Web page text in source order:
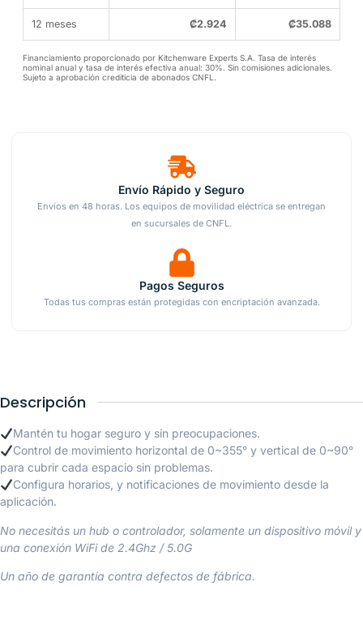
12 meses ₡2.924 ₡35.088
Financiamiento proporcionado por Kitchenware Experts S.A. Tasa de interés
nominal anual y tasa de interés efectiva anual: 30%. Sin comisiones adicionales.
Sujeto a aprobación crediticia de abonados CNFL.
Envío Rápido y Seguro
Envíos en 48 horas. Los equipos de movilidad eléctrica se entregan
en sucursales de CNFL.
Pagos Seguros
Todas tus compras están protegidas con encriptación avanzada.
Descripción
Mantén tu hogar seguro y sin preocupaciones.
Control de movimiento horizontal de 0~355° y vertical de 0~90°
para cubrir cada espacio sin problemas.
Configura horarios, y notificaciones de movimiento desde la
aplicación.
No necesitás un hub o controlador, solamente un dispositivo móvil y
una conexión WiFi de 2.4Ghz / 5.0G
Un año de garantía contra defectos de fábrica.